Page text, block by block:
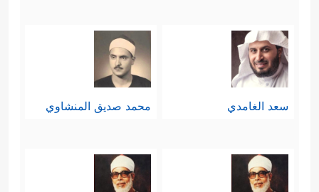
سعد الغامدي محمد صديق المنشاوي